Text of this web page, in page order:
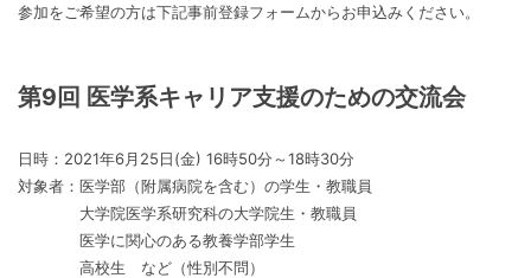
参加をご希望の方は下記事前登録フォームからお申込みください。
第9回 医学系キャリア支援のための交流会
日時：2021年6月25日(金) 16時50分～18時30分
対象者：医学部（附属病院を含む）の学生・教職員
大学院医学系研究科の大学院生・教職員
医学に関心のある教養学部学生
高校生 など（性別不問）